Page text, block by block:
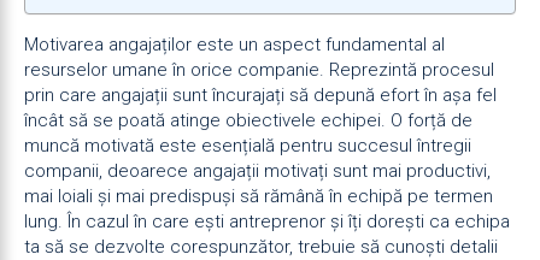
Motivarea angajaților este un aspect fundamental al
resurselor umane în orice companie. Reprezintă procesul
prin care angajații sunt încurajați să depună efort în așa fel
încât să se poată atinge obiectivele echipei. O forță de
muncă motivată este esențială pentru succesul întregii
companii, deoarece angajații motivați sunt mai productivi,
mai loiali și mai predispuși să rămână în echipă pe termen
lung. În cazul în care ești antreprenor și îți dorești ca echipa
ta să se dezvolte corespunzător, trebuie să cunoști detalii